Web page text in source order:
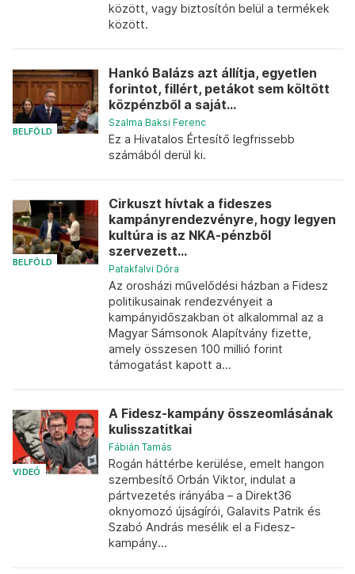
között, vagy biztosítón belül a termékek
között.
BELFÖLD
Hankó Balázs azt állítja, egyetlen
forintot, fillért, petákot sem költött
közpénzből a saját...
Szalma Baksi Ferenc
Ez a Hivatalos Értesítő legfrissebb
számából derül ki.
BELFÖLD
Cirkuszt hívtak a fideszes
kampányrendezvényre, hogy legyen
kultúra is az NKA-pénzből
szervezett...
Patakfalvi Dóra
Az orosházi művelődési házban a Fidesz
politikusainak rendezvényeit a
kampányidőszakban öt alkalommal az a
Magyar Sámsonok Alapítvány fizette,
amely összesen 100 millió forint
támogatást kapott a...
VIDEÓ
A Fidesz-kampány összeomlásának
kulisszatitkai
Fábián Tamás
Rogán háttérbe kerülése, emelt hangon
szembesítő Orbán Viktor, indulat a
pártvezetés irányába – a Direkt36
oknyomozó újságírói, Galavits Patrik és
Szabó András mesélik el a Fidesz-
kampány...